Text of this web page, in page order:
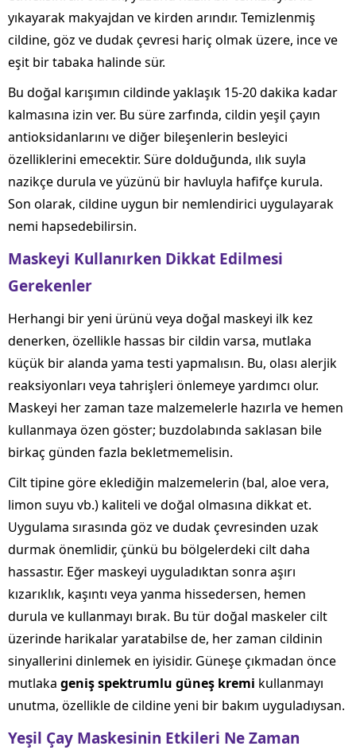
yıkayarak makyajdan ve kirden arındır. Temizlenmiş
cildine, göz ve dudak çevresi hariç olmak üzere, ince ve
eşit bir tabaka halinde sür.
Bu doğal karışımın cildinde yaklaşık 15-20 dakika kadar
kalmasına izin ver. Bu süre zarfında, cildin yeşil çayın
antioksidanlarını ve diğer bileşenlerin besleyici
özelliklerini emecektir. Süre dolduğunda, ılık suyla
nazikçe durula ve yüzünü bir havluyla hafifçe kurula.
Son olarak, cildine uygun bir nemlendirici uygulayarak
nemi hapsedebilirsin.
Maskeyi Kullanırken Dikkat Edilmesi
Gerekenler
Herhangi bir yeni ürünü veya doğal maskeyi ilk kez
denerken, özellikle hassas bir cildin varsa, mutlaka
küçük bir alanda yama testi yapmalısın. Bu, olası alerjik
reaksiyonları veya tahrişleri önlemeye yardımcı olur.
Maskeyi her zaman taze malzemelerle hazırla ve hemen
kullanmaya özen göster; buzdolabında saklasan bile
birkaç günden fazla bekletmemelisin.
Cilt tipine göre eklediğin malzemelerin (bal, aloe vera,
limon suyu vb.) kaliteli ve doğal olmasına dikkat et.
Uygulama sırasında göz ve dudak çevresinden uzak
durmak önemlidir, çünkü bu bölgelerdeki cilt daha
hassastır. Eğer maskeyi uyguladıktan sonra aşırı
kızarıklık, kaşıntı veya yanma hissedersen, hemen
durula ve kullanmayı bırak. Bu tür doğal maskeler cilt
üzerinde harikalar yaratabilse de, her zaman cildinin
sinyallerini dinlemek en iyisidir. Güneşe çıkmadan önce
mutlaka geniş spektrumlu güneş kremi kullanmayı
unutma, özellikle de cildine yeni bir bakım uyguladıysan.
Yeşil Çay Maskesinin Etkileri Ne Zaman